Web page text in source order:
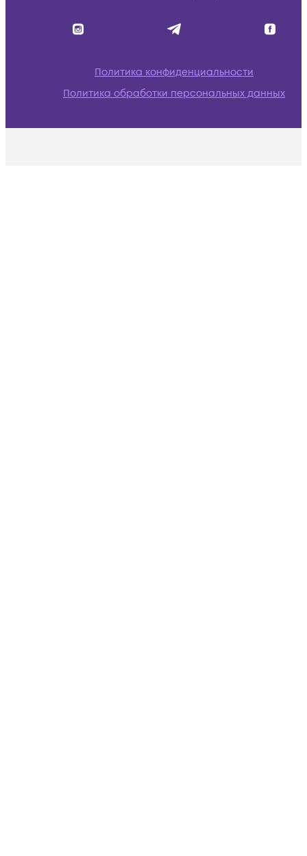
Политика конфиденциальности
Политика обработки персональных данных